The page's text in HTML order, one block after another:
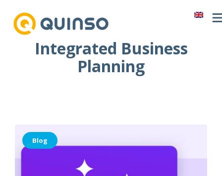
naar
Integrated Business
Planning
Blog